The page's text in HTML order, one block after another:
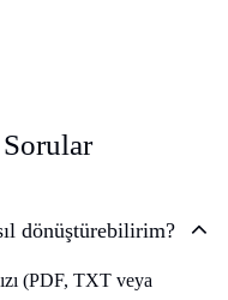
dönüştürebilirim?
(PDF, TXT veya